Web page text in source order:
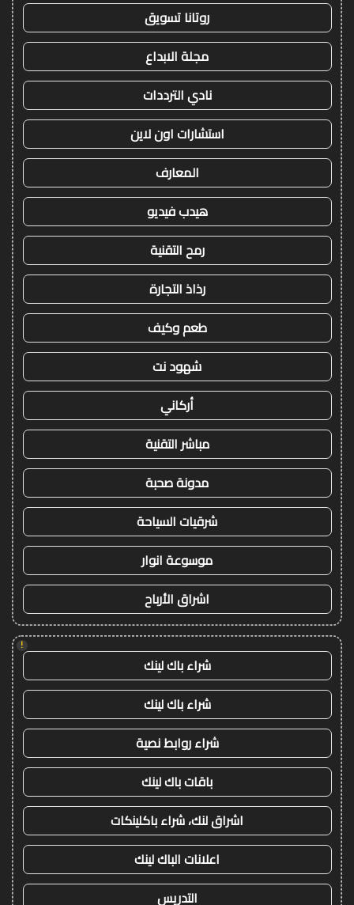
روتانا تسويق
مجلة الابداع
نادي الترددات
استشارات اون لاين
المعارف
هيدب فيديو
رمح التقنية
رذاذ التجارة
طعم وكيف
شهود نت
أركاني
مباشر التقنية
مدونة صحبة
شرقيات السياحة
موسوعة انوار
اشراق الأرباح
!
شراء باك لينك
شراء باك لينك
شراء روابط نصية
باقات باك لينك
اشراق لنك، شراء باكلينكات
اعلانات الباك لينك
التدريس